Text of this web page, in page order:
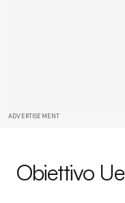
ADVERTISEMENT
Obiettivo Ue